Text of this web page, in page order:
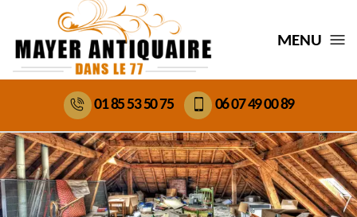
MENU
01 85 53 50 75 06 07 49 00 89